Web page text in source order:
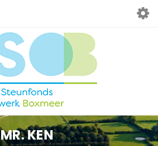
MR. KEN